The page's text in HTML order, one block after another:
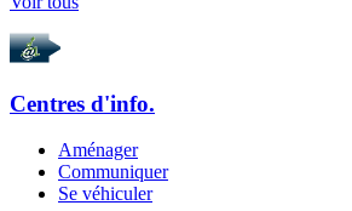
Centres d'info.
Aménager
Communiquer
Se véhiculer